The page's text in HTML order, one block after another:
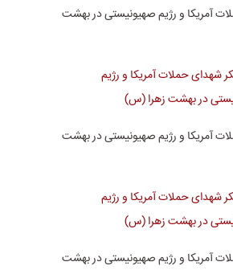
آمریکا و رژیم صهیونیستی در بهشت
آمریکا و رژیم صهیونیستی در بهشت
آمریکا و رژیم صهیونیستی در بهشت